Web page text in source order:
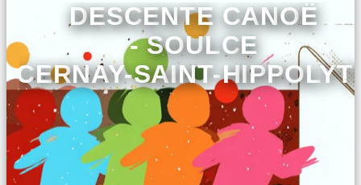
DESCENTE CANOË
- SOULCE
CERNAY-SAINT-